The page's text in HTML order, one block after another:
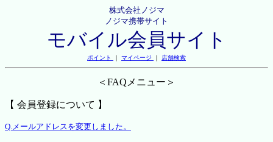
株式会社ノジマ
ノジマ携帯サイト
モバイル会員サイト
ポイント ｜ マイページ ｜ 店舗検索
＜FAQメニュー＞
【 会員登録について 】
Q.メールアドレスを変更しました。